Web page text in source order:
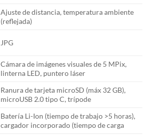
Ajuste de distancia, temperatura ambiente
(reflejada)
JPG
Cámara de imágenes visuales de 5 MPix,
linterna LED, puntero láser
Ranura de tarjeta microSD (máx 32 GB),
microUSB 2.0 tipo C, trípode
Batería Li-Ion (tiempo de trabajo >5 horas),
cargador incorporado (tiempo de carga